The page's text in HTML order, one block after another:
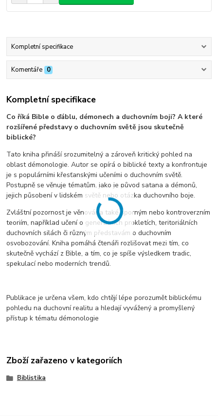
Kompletní specifikace
Komentáře 0
Kompletní specifikace
Co říká Bible o ďáblu, démonech a duchovním boji? A které
rozšířené představy o duchovním světě jsou skutečně
biblické?
Tato kniha přináší srozumitelný a zároveň kritický pohled na
oblast démonologie. Autor se opírá o biblické texty a konfrontuje
je s populárními křesťanskými učeními o duchovním světě.
Postupně se věnuje tématům, jako je původ satana a démonů,
jejich působení v lidském světě nebo otázka duchovního boje.
Zvláštní pozornost je věnována také sporným nebo kontroverzním
teoriím, například učení o generačních prokletích, teritoriálních
duchovních silách či různým představám o duchovním
osvobozování. Kniha pomáhá čtenáři rozlišovat mezi tím, co
skutečně vychází z Bible, a tím, co je spíše výsledkem tradic,
spekulací nebo moderních trendů.
Publikace je určena všem, kdo chtějí lépe porozumět biblickému
pohledu na duchovní realitu a hledají vyvážený a promyšlený
přístup k tématu démonologie
Zboží zařazeno v kategoriích
Biblistika